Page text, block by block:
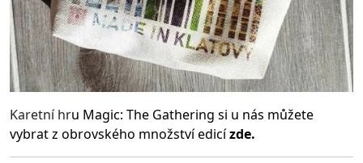
Karetní hru Magic: The Gathering si u nás můžete
vybrat z obrovského množství edicízde.